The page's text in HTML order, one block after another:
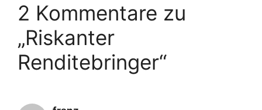
e
n
t
r
2 Kommentare zu
„Riskanter
Renditebringer“